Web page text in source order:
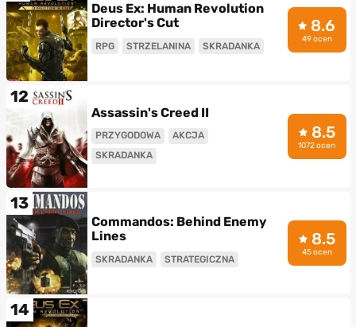
Deus Ex: Human Revolution
Director's Cut
RPG STRZELANINA SKRADANKA
8.6
49 ocen
12
Assassin's Creed II
PRZYGODOWA
AKCJA
SKRADANKA
8.5
1072 ocen
13
Commandos: Behind Enemy
Lines
SKRADANKA STRATEGICZNA
8.5
45 ocen
14